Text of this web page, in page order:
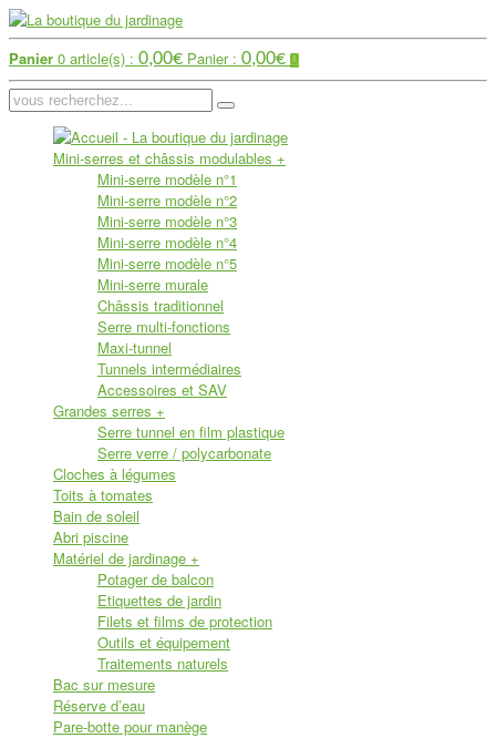
Panier 0 article(s) : 0,00€ Panier : 0,00€ 0
Mini-serres et châssis modulables +
Mini-serre modèle n°1
Mini-serre modèle n°2
Mini-serre modèle n°3
Mini-serre modèle n°4
Mini-serre modèle n°5
Mini-serre murale
Châssis traditionnel
Serre multi-fonctions
Maxi-tunnel
Tunnels intermédiaires
Accessoires et SAV
Grandes serres +
Serre tunnel en film plastique
Serre verre / polycarbonate
Cloches à légumes
Toits à tomates
Bain de soleil
Abri piscine
Matériel de jardinage +
Potager de balcon
Etiquettes de jardin
Filets et films de protection
Outils et équipement
Traitements naturels
Bac sur mesure
Réserve d’eau
Pare-botte pour manège